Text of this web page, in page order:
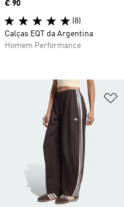
Price
€ 90
(8)
Calças EQT da Argentina
Homem Performance